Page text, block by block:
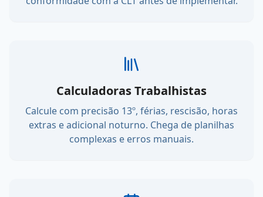
Calculadoras Trabalhistas
Calcule com precisão 13º, férias, rescisão, horas
extras e adicional noturno. Chega de planilhas
complexas e erros manuais.